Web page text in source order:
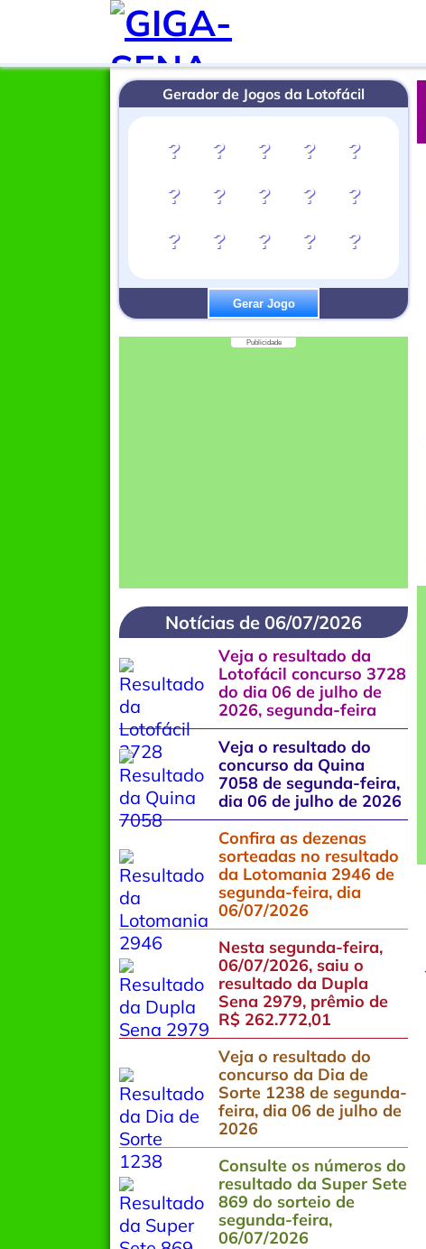
Gerador de Jogos da Lotofácil
? ? ? ?
?
?
? ? ?
?
?
? ? ? ?
Gerar Jogo
Publicidade
Notícias de 06/07/2026
Veja o resultado da
Lotofácil concurso 3728
do dia 06 de julho de
2026, segunda-feira
Veja o resultado do
concurso da Quina
7058 de segunda-feira,
dia 06 de julho de 2026
Confira as dezenas
sorteadas no resultado
da Lotomania 2946 de
segunda-feira, dia
06/07/2026
Nesta segunda-feira,
06/07/2026, saiu o
resultado da Dupla
Sena 2979, prêmio de
R$ 262.772,01
Veja o resultado do
concurso da Dia de
Sorte 1238 de segunda-
feira, dia 06 de julho de
2026
Consulte os números do
resultado da Super Sete
869 do sorteio de
segunda-feira,
06/07/2026